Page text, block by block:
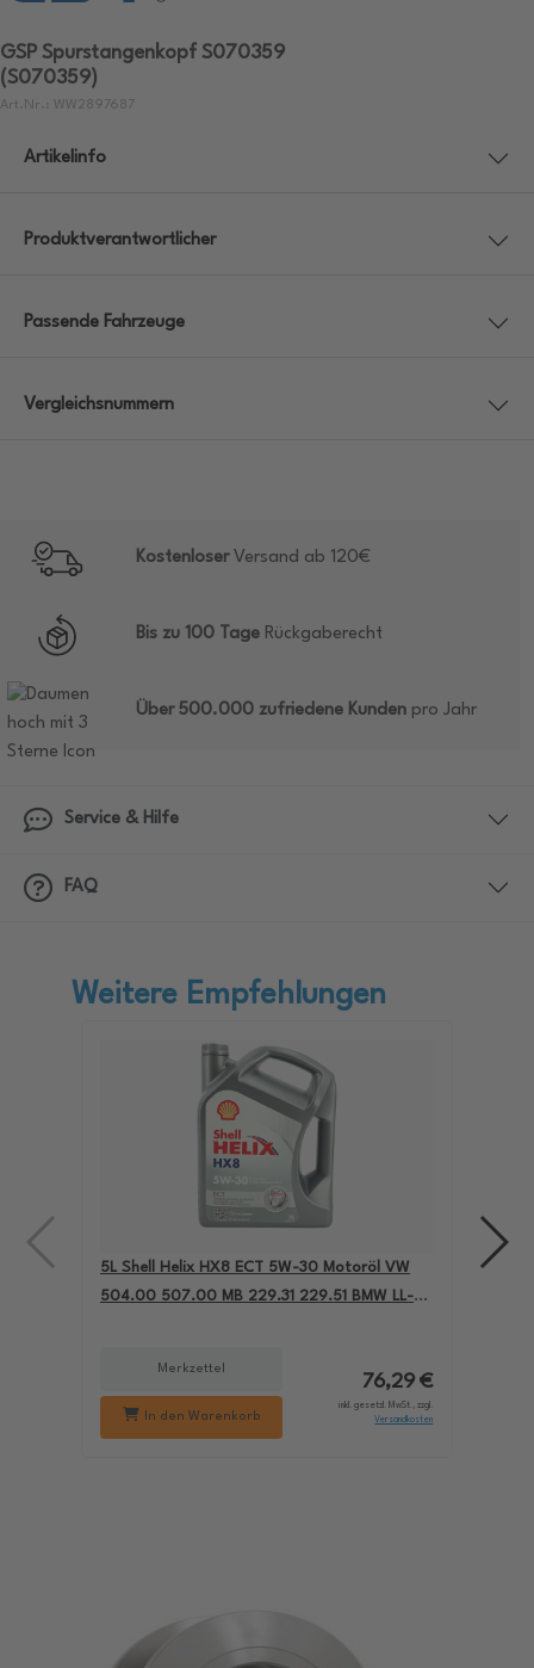
GSP Spurstangenkopf S070359
(S070359)
Art.Nr.: WW2897687
Artikelinfo
Produktverantwortlicher
Passende Fahrzeuge
Vergleichsnummern
KostenloserVersand ab 120€
Bis zu 100 Tage Rückgaberecht
Über 500.000 zufriedene Kunden pro Jahr
Service & Hilfe
FAQ
Weitere Empfehlungen
5L Shell Helix HX8 ECT 5W-30 Motoröl VW
504.00 507.00 MB 229.31 229.51 BMW LL-04
Merkzettel
In den Warenkorb
76,29 €
inkl. gesetzl. MwSt., zzgl.
Versandkosten